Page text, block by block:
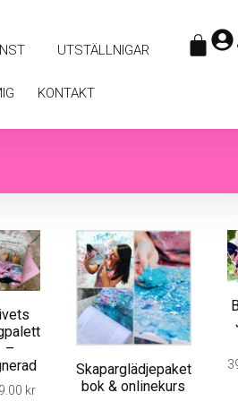
UTSTÄLLNIGAR
KONTAKT
–
kr
Skaparglädjepaket
bok & onlinekurs